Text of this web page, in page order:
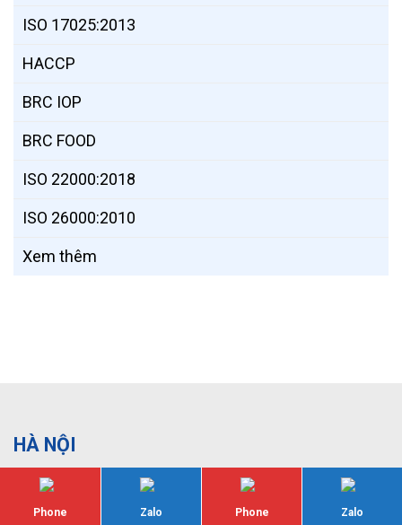
ISO 17025:2013
HACCP
BRC IOP
BRC FOOD
ISO 22000:2018
ISO 26000:2010
Xem thêm
HÀ NỘI
Tầng 12A Ladeco Building, 266 Đội Cấn, Ba Đình, Hà
NộiPhone Zalo Phone Zalo